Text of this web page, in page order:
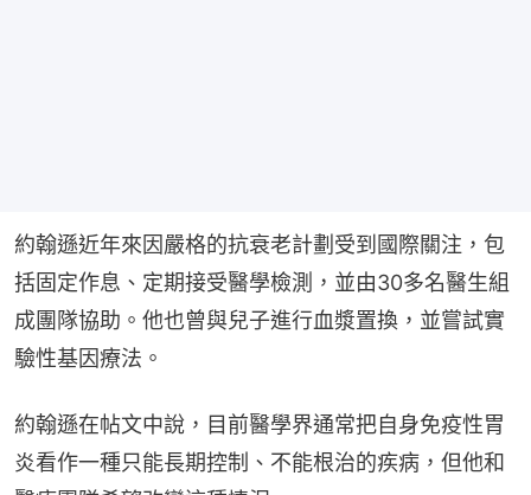
約翰遜近年來因嚴格的抗衰老計劃受到國際關注，包
括固定作息、定期接受醫學檢測，並由30多名醫生組
成團隊協助。他也曾與兒子進行血漿置換，並嘗試實
驗性基因療法。
約翰遜在帖文中說，目前醫學界通常把自身免疫性胃
炎看作一種只能長期控制、不能根治的疾病，但他和